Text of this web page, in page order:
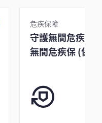
危疾保障
守護無間危疾保 /
無間危疾保 (保